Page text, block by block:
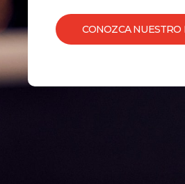
CONOZCA NUESTRO